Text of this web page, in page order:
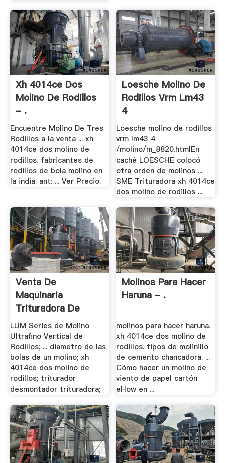
Xh 4014ce Dos
Molino De Rodillos
- .
Encuentre Molino De Tres
Rodillos a la venta ... xh
4014ce dos molino de
rodillos. fabricantes de
rodillos de bola molino en
la india. ant: ... Ver Precio.
Loesche Molino De
Rodillos Vrm Lm43
4
Loesche molino de rodillos
vrm lm43 4
/molino/m_8820.htmlEn
caché LOESCHE colocó
otra orden de molinos ...
SME Trituradora xh 4014ce
dos molino de rodillos ...
Venta De
Maquinaria
Trituradora De
Plastico En El .
LUM Series de Molino
Ultrafino Vertical de
Rodillos; ... diametro de las
bolas de un molino; xh
4014ce dos molino de
rodillos; triturador
desmontador trituradora;
Molinos Para Hacer
Haruna - .
molinos para hacer haruna.
xh 4014ce dos molino de
rodillos. tipos de molinillo
de cemento chancadora. ...
Cómo hacer un molino de
viento de papel cartón
eHow en ...